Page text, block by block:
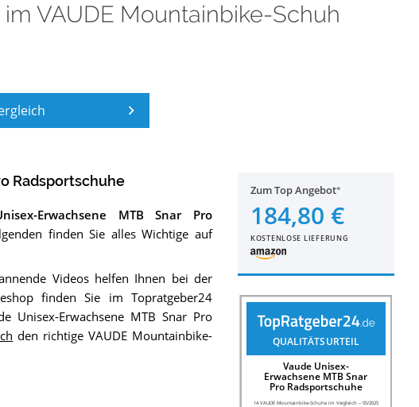
im VAUDE Mountainbike-Schuh
Zum Top Angebot
184,80 €
KOSTENLOSE LIEFERUNG
QUALITÄTSURTEIL
Vaude Unisex-
Erwachsene MTB Snar
Pro Radsportschuhe
14 VAUDE Mountainbike-Schuhe im Vergleich– 05/2025
Radsportschuhe
Erwachsene MTB Snar Pro
finden Sie alles Wichtige auf
Videos helfen Ihnen bei der
finden Sie im Topratgeber24
Unisex-Erwachsene MTB Snar Pro
den richtige VAUDE Mountainbike-